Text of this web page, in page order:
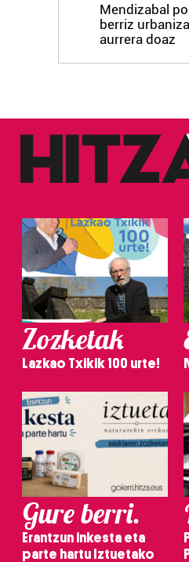
Mendizabal
berriz
aurrera doaz
Zozketak
Lazkao Txikik 100 urte!
Gure berri.
Erantzun inkesta eta
parte hartu Iztuetako